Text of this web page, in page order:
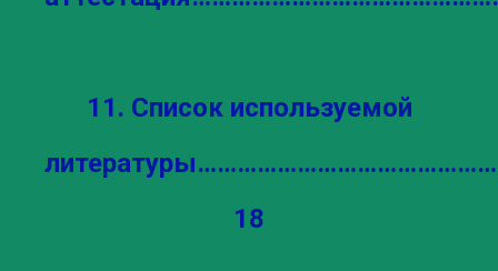
11. Список используемой
18